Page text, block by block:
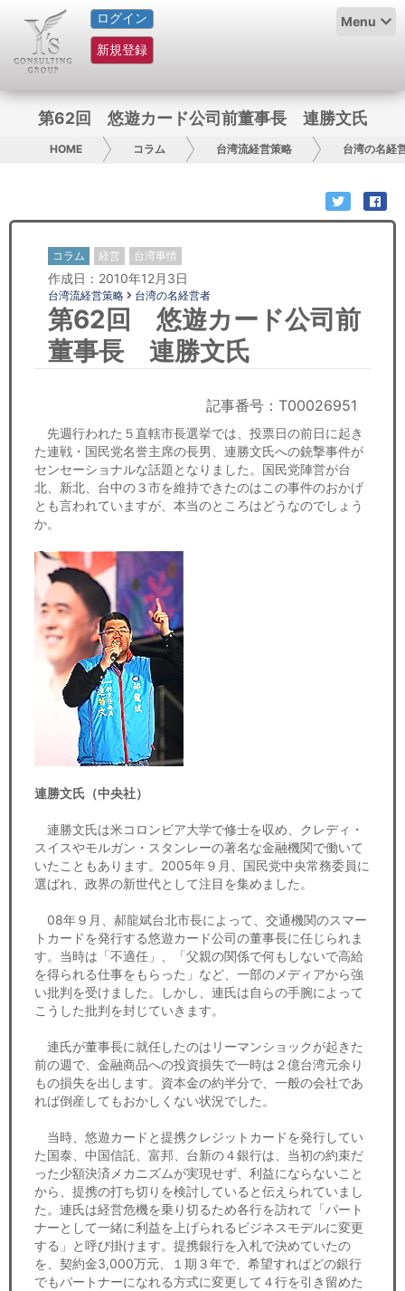
ログイン
新規登録
Menu
HOME
サービス紹介
コラム
グループ概要
日本人にPR
コンサルティング
リサーチ
経済ニュース
労務顧問
飲食店情報
第62回 悠遊カード公司前董事長 連勝文氏
HOME コラム 台湾流経営策略 台湾の名経
コラム 経営 台湾事情
作成日：2010年12月3日
台湾流経営策略 台湾の名経営者
第62回 悠遊カード公司前
董事長 連勝文氏
記事番号：T00026951
先週行われた５直轄市長選挙では、投票日の前日に起き
た連戦・国民党名誉主席の長男、連勝文氏への銃撃事件が
センセーショナルな話題となりました。国民党陣営が台
北、新北、台中の３市を維持できたのはこの事件のおかげ
とも言われていますが、本当のところはどうなのでしょう
か。
連勝文氏（中央社）
連勝文氏は米コロンビア大学で修士を収め、クレディ・
スイスやモルガン・スタンレーの著名な金融機関で働いて
いたこともあります。2005年９月、国民党中央常務委員に
選ばれ、政界の新世代として注目を集めました。
08年９月、郝龍斌台北市長によって、交通機関のスマー
トカードを発行する悠遊カード公司の董事長に任じられま
す。当時は「不適任」、「父親の関係で何もしないで高給
を得られる仕事をもらった」など、一部のメディアから強
い批判を受けました。しかし、連氏は自らの手腕によって
こうした批判を封じていきます。
連氏が董事長に就任したのはリーマンショックが起きた
前の週で、金融商品への投資損失で一時は２億台湾元余り
もの損失を出します。資本金の約半分で、一般の会社であ
れば倒産してもおかしくない状況でした。
当時、悠遊カードと提携クレジットカードを発行してい
た国泰、中国信託、富邦、台新の４銀行は、当初の約束だ
った少額決済メカニズムが実現せず、利益にならないこと
から、提携の打ち切りを検討していると伝えられていまし
た。連氏は経営危機を乗り切るため各行を訪れて「パート
ナーとして一緒に利益を上げられるビジネスモデルに変更
する」と呼び掛けます。提携銀行を入札で決めていたの
を、契約金3,000万元、１期３年で、希望すればどの銀行
でもパートナーになれる方式に変更して４行を引き留めた